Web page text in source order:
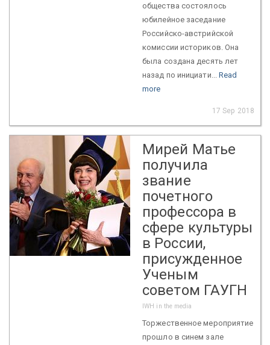
общества состоялось
юбилейное заседание
Российско-австрийской
комиссии историков. Она
была создана десять лет
назад по инициати...Read
more
17 Sep 2018
Мирей Матье
получила
звание
почетного
профессора в
сфере культуры
в России,
присужденное
Ученым
советом ГАУГН
IWH in the media
Торжественное мероприятие
прошло в синем зале